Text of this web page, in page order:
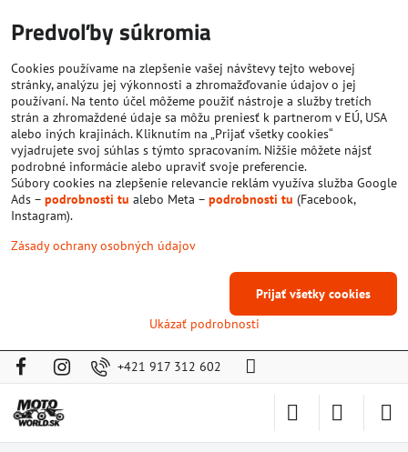
+421 917 312 602
Predvoľby súkromia
Cookies používame na zlepšenie vašej návštevy tejto webovej
stránky, analýzu jej výkonnosti a zhromažďovanie údajov o jej
používaní. Na tento účel môžeme použiť nástroje a služby tretích
strán a zhromaždené údaje sa môžu preniesť k partnerom v EÚ, USA
alebo iných krajinách. Kliknutím na „Prijať všetky cookies“
vyjadrujete svoj súhlas s týmto spracovaním. Nižšie môžete nájsť
podrobné informácie alebo upraviť svoje preferencie.
Súbory cookies na zlepšenie relevancie reklám využíva služba Google
Ads – podrobnosti tu alebo Meta – podrobnosti tu (Facebook,
Instagram).
Zásady ochrany osobných údajov
Ukázať podrobnosti
Prijať všetky cookies